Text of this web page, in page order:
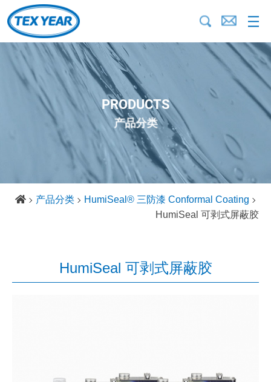
PRODUCTS
产品分类
产品分类
HumiSeal® 三防漆 Conformal Coating
HumiSeal 可剥式屏蔽胶
HumiSeal 可剥式屏蔽胶